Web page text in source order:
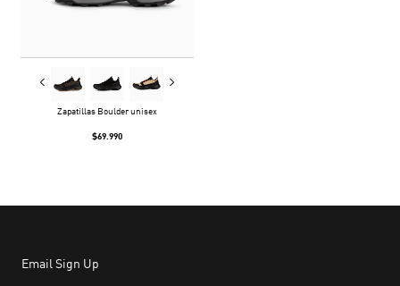
Zapatillas Boulder unisex
$69.990